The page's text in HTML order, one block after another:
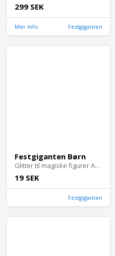
299 SEK
Mer Info Festgiganten
Festgiganten Børn
Glitter til magiske figurer Aqua Gelz - Guld
19 SEK
Festgiganten